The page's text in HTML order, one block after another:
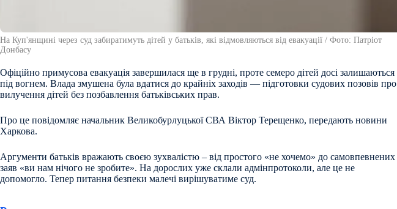
На Куп'янщині через суд забиратимуть дітей у батьків, які відмовляються від евакуації / Фото: Патріот
Донбасу
Офіційно примусова евакуація завершилася ще в грудні, проте семеро дітей досі залишаються
під вогнем. Влада змушена була вдатися до крайніх заходів — підготовки судових позовів про
вилучення дітей без позбавлення батьківських прав.
Про це повідомляє начальник Великобурлуцької СВА Віктор Терещенко, передають новини
Харкова.
Аргументи батьків вражають своєю зухвалістю – від простого «не хочемо» до самовпевнених
заяв «ви нам нічого не зробите». На дорослих уже склали адмінпротоколи, але це не
допомогло. Тепер питання безпеки малечі вирішуватиме суд.